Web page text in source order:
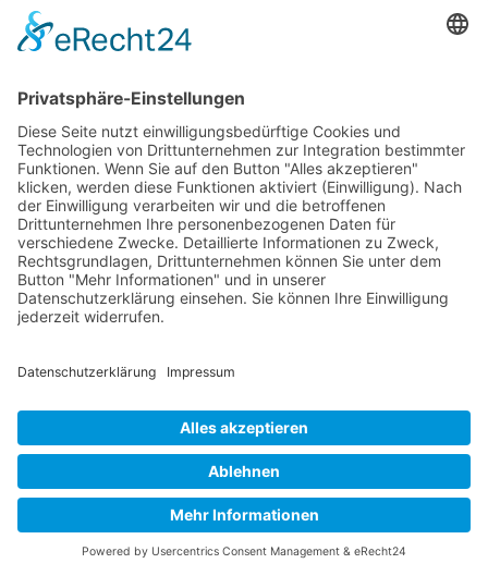
auszuüben, bei denen technische
Spezifikationen verwendet
6.8 Recht auf Widerruf der
datenschutzrechtlichen
Einwilligungserklärung
Sie haben das Recht, Ihre
datenschutzrechtliche
Einwilligungserklärung jederzeit zu
widerrufen. Durch den Widerruf der
Einwilligung wird die Rechtmäßigkeit der
aufgrund der
Einwilligung bis zum Widerruf erfolgten
Verarbeitung nicht berührt.
6.9 Automatisierte Entscheidung im Einzelfall
einschließlich Profiling
ausschließlich auf einer automatisierten
Verarbeitung –
einschließlich Profiling – beruhenden
Entscheidung unterworfen
zu werden, die Ihnen gegenüber rechtliche
Wirkung entfaltet oder Sie in ähnlicher Weise
erheblich beeinträchtigt. Solche